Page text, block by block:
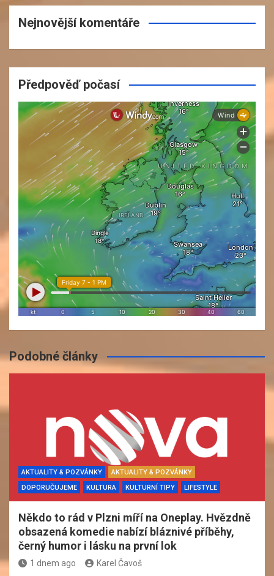
Nejnovější komentáře
Předpověď počasí
Podobné články
AKTUALITY & POZVÁNKY
AKTUALITY & POZVÁNKY
DOPORUČUJEME
KULTURA KULTURNÍ TIPY LIFESTYLE
Někdo to rád v Plzni míří na Oneplay. Hvězdně
obsazená komedie nabízí bláznivé příběhy,
černý humor i lásku na první lok
1 dnem ago Karel Čavoš